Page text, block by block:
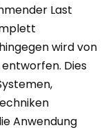
Last
wird von
Dies
Anwendung